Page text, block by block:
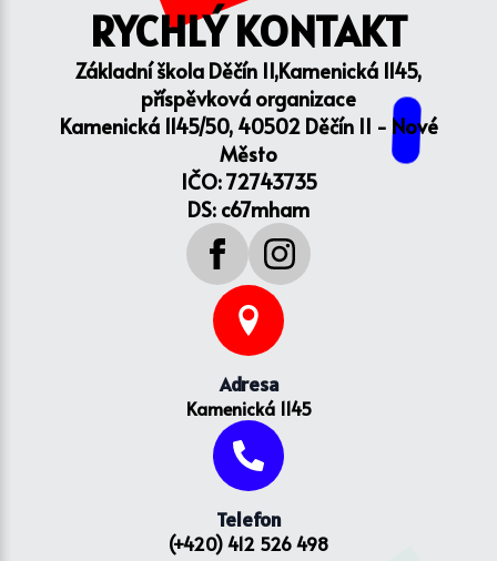
RYCHLÝ KONTAKT
Základní škola Děčín II,Kamenická 1145,
příspěvková organizace
Kamenická 1145/50, 40502 Děčín II - Nové
Město
IČO: 72743735
DS: c67mham
Adresa
Kamenická 1145
Telefon
(+420) 412 526 498